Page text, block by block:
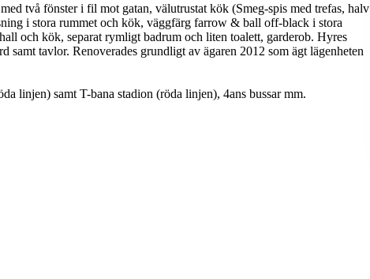
två fönster i fil mot gatan, välutrustat kök (Smeg-spis med trefas, halv
i stora rummet och kök, väggfärg farrow & ball off-black i stora
och kök, separat rymligt badrum och liten toalett, garderob. Hyres
samt tavlor. Renoverades grundligt av ägaren 2012 som ägt lägenheten
linjen) samt T-bana stadion (röda linjen), 4ans bussar mm.